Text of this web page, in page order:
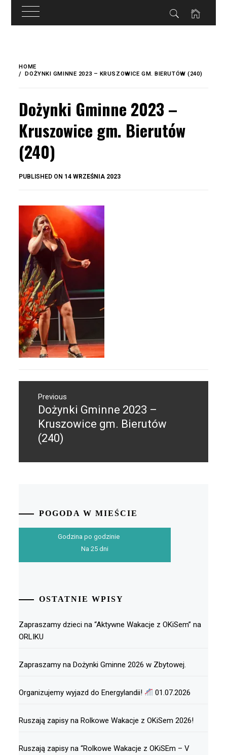
treści
content
HOME
DOŻYNKI GMINNE 2023 – KRUSZOWICE GM. BIERUTÓW (240)
Dożynki Gminne 2023 –
Kruszowice gm. Bierutów
(240)
PUBLISHED ON 14 WRZEŚNIA 2023
wpisuPrevious
Previous
post:
Dożynki Gminne 2023 –
Kruszowice gm. Bierutów
(240)
POGODA W MIEŚCIE
Godzina po godzinie
Na 25 dni
OSTATNIE WPISY
Zapraszamy dzieci na “Aktywne Wakacje z OKiSem” na
ORLIKU
Zapraszamy na Dożynki Gminne 2026 w Zbytowej.
Organizujemy wyjazd do Energylandii! 01.07.2026
Ruszają zapisy na Rolkowe Wakacje z OKiSem 2026!
Ruszają zapisy na “Rolkowe Wakacje z OKiSEm – V